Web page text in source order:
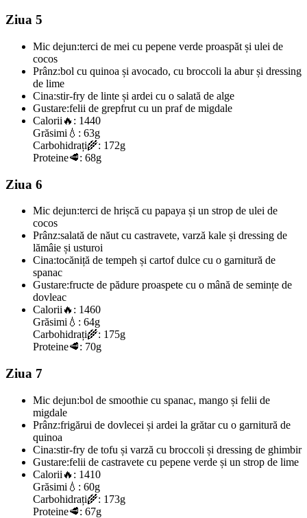
Ziua 5
Mic dejun:terci de mei cu pepene verde proaspăt și ulei de
cocos
Prânz:bol cu quinoa și avocado, cu broccoli la abur și dressing
de lime
Cina:stir-fry de linte și ardei cu o salată de alge
Gustare:felii de grepfrut cu un praf de migdale
Calorii 🔥: 1440
Grăsimi 💧: 63g
Carbohidrați🌾: 172g
Proteine🥩: 68g
Ziua 6
Mic dejun:terci de hrișcă cu papaya și un strop de ulei de
cocos
Prânz:salată de năut cu castravete, varză kale și dressing de
lămâie și usturoi
Cina:tocăniță de tempeh și cartof dulce cu o garnitură de
spanac
Gustare:fructe de pădure proaspete cu o mână de semințe de
dovleac
Calorii🔥: 1460
Grăsimi 💧: 64g
Carbohidrați🌾: 175g
Proteine🥩: 70g
Ziua 7
Mic dejun:bol de smoothie cu spanac, mango și felii de
migdale
Prânz:frigărui de dovlecei și ardei la grătar cu o garnitură de
quinoa
Cina:stir-fry de tofu și varză cu broccoli și dressing de ghimbir
Gustare:felii de castravete cu pepene verde și un strop de lime
Calorii 🔥: 1410
Grăsimi 💧: 60g
Carbohidrați🌾: 173g
Proteine🥩: 67g